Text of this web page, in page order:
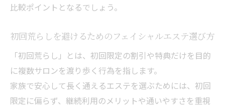
比較ポイントとなるでしょう。
初回荒らしを避けるためのフェイシャルエステ選び方
「初回荒らし」とは、初回限定の割引や特典だけを目的
に複数サロンを渡り歩く行為を指します。
家族で安心して長く通えるエステを選ぶためには、初回
限定に偏らず、継続利用のメリットや通いやすさを重視